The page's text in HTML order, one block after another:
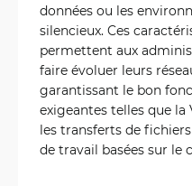
données ou les
silencieux. Ces
permettent aux
faire évoluer leurs
garantissant le bon
exigeantes telles que la
les transferts de
de travail basées sur le